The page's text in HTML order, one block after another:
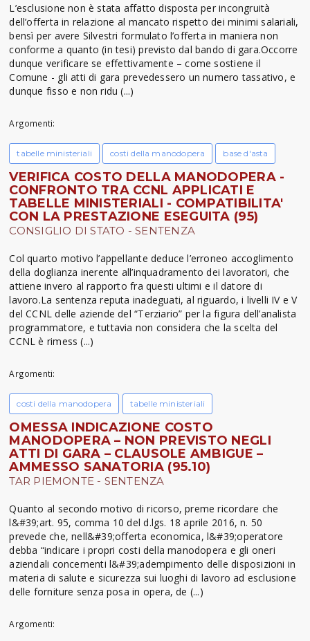
L’esclusione non è stata affatto disposta per incongruità
dell’offerta in relazione al mancato rispetto dei minimi salariali,
bensì per avere Silvestri formulato l’offerta in maniera non
conforme a quanto (in tesi) previsto dal bando di gara.Occorre
dunque verificare se effettivamente – come sostiene il
Comune - gli atti di gara prevedessero un numero tassativo, e
dunque fisso e non ridu (...)
Argomenti:
tabelle ministeriali costi della manodopera base d'asta
VERIFICA COSTO DELLA MANODOPERA -
CONFRONTO TRA CCNL APPLICATI E
TABELLE MINISTERIALI - COMPATIBILITA'
CON LA PRESTAZIONE ESEGUITA (95)
CONSIGLIO DI STATO - SENTENZA
Col quarto motivo l’appellante deduce l’erroneo accoglimento
della doglianza inerente all’inquadramento dei lavoratori, che
attiene invero al rapporto fra questi ultimi e il datore di
lavoro.La sentenza reputa inadeguati, al riguardo, i livelli IV e V
del CCNL delle aziende del “Terziario” per la figura dell’analista
programmatore, e tuttavia non considera che la scelta del
CCNL è rimess (...)
Argomenti:
costi della manodopera tabelle ministeriali
OMESSA INDICAZIONE COSTO
MANODOPERA – NON PREVISTO NEGLI
ATTI DI GARA – CLAUSOLE AMBIGUE –
AMMESSO SANATORIA (95.10)
TAR PIEMONTE - SENTENZA
Quanto al secondo motivo di ricorso, preme ricordare che
l&#39;art. 95, comma 10 del d.lgs. 18 aprile 2016, n. 50
prevede che, nell&#39;offerta economica, l&#39;operatore
debba “indicare i propri costi della manodopera e gli oneri
aziendali concernenti l&#39;adempimento delle disposizioni in
materia di salute e sicurezza sui luoghi di lavoro ad esclusione
delle forniture senza posa in opera, de (...)
Argomenti: